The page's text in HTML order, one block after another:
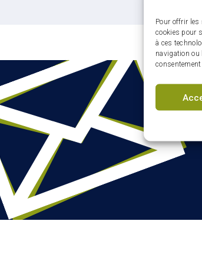
Pour offrir les
cookies pour
à ces
navigation ou